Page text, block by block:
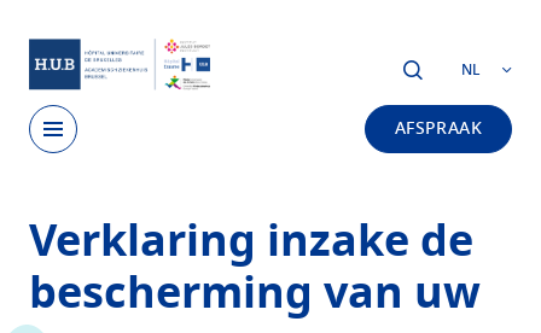
NL
AFSPRAAK
main
content
Verklaring inzake de
bescherming van uw